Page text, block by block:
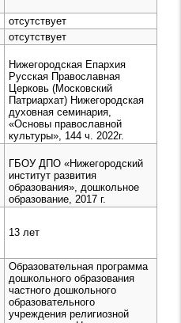
отсутствует
отсутствует
Нижегородская Епархия
Русская Православная
Церковь (Московский
Патриархат) Нижегородская
духовная семинария,
«Основы православной
культуры», 144 ч. 2022г.
ГБОУ ДПО «Нижегородский
институт развития
образования», дошкольное
образование, 2017 г.
13 лет
Образовательная программа
дошкольного образования
частного дошкольного
образовательного
учреждения религиозной